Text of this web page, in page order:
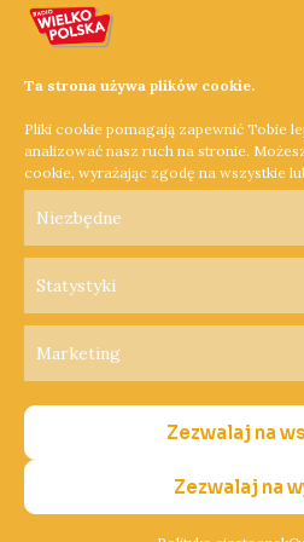
Ta strona używa plików cookie.
Pliki cookie pomagają zapewnić Tobie
analizować nasz ruch na stronie.
cookie, wyrażając zgodę na wszystkie
Niezbędne
Statystyki
Marketing
Zezwalaj na
Zezwalaj na
W Wielkopolsce jest aż 276
108. urodziny. Stulatkom z okazji
przysługuje specjalne, honorowe
Dowiedz się więcej »
Polityka